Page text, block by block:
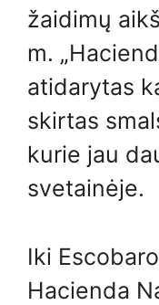
žaidimų
m.
atidarytas
skirtas
kurie jau
svetainėje.
Iki
Hacienda